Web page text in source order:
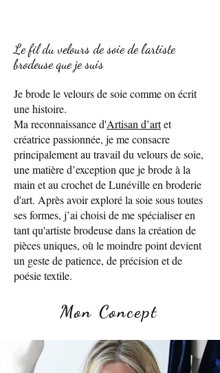
Le fil du velours de soie de l'artiste
brodeuse que je suis
Je brode le velours de soie comme on écrit
une histoire.
Ma reconnaissance d'Artisan d’artet
créatrice passionnée, je me consacre
principalement au travail du velours de soie,
une matière d’exception que je brode à la
main et au crochet de Lunéville en broderie
d'art. Après avoir exploré la soie sous toutes
ses formes, j’ai choisi de me spécialiser en
tant qu'artiste brodeuse dans la création de
pièces uniques, où le moindre point devient
un geste de patience, de précision et de
poésie textile.
Mon Concept